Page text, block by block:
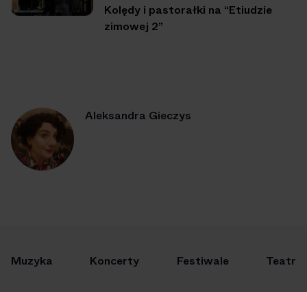
Kolędy i pastorałki na “Etiudzie
zimowej 2”
Aleksandra Gieczys
Muzyka Koncerty Festiwale Teatr